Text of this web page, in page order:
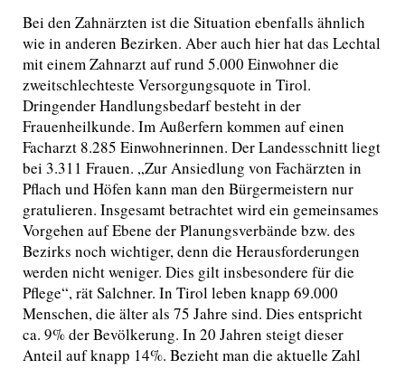
Bei den Zahnärzten ist die Situation ebenfalls ähnlich
wie in anderen Bezirken. Aber auch hier hat das Lechtal
mit einem Zahnarzt auf rund 5.000 Einwohner die
zweitschlechteste Versorgungsquote in Tirol.
Dringender Handlungsbedarf besteht in der
Frauenheilkunde. Im Außerfern kommen auf einen
Facharzt 8.285 Einwohnerinnen. Der Landesschnitt liegt
bei 3.311 Frauen. „Zur Ansiedlung von Fachärzten in
Pflach und Höfen kann man den Bürgermeistern nur
gratulieren. Insgesamt betrachtet wird ein gemeinsames
Vorgehen auf Ebene der Planungsverbände bzw. des
Bezirks noch wichtiger, denn die Herausforderungen
werden nicht weniger. Dies gilt insbesondere für die
Pflege“, rät Salchner. In Tirol leben knapp 69.000
Menschen, die älter als 75 Jahre sind. Dies entspricht
ca. 9% der Bevölkerung. In 20 Jahren steigt dieser
Anteil auf knapp 14%. Bezieht man die aktuelle Zahl